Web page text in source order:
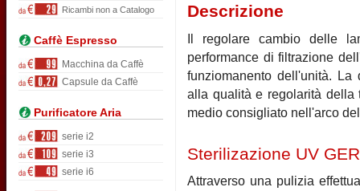
Ricambi non a Catalogo
Caffè Espresso
Macchina da Caffè
Capsule da Caffè
Purificatore Aria
serie i2
serie i3
serie i6
Descrizione
Il regolare cambio delle
performance di filtrazione
funziomanento dell'unità.
alla qualità e regolarità della
medio consigliato nell'arco
Sterilizazione UV
Attraverso una pulizia